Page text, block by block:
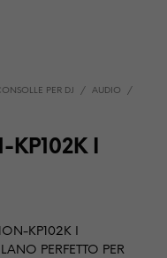
PER DJ / AUDIO
/
KP102K I
KP102K I
PERFETTO PER